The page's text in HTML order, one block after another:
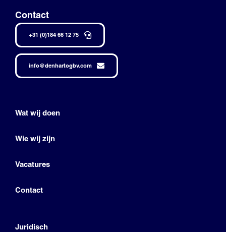
Contact
+31 (0)184 66 12 75
info@denhartogbv.com
Wat wij doen
Wie wij zijn
Vacatures
Contact
Juridisch